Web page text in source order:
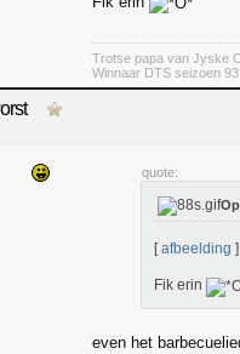
Trotse papa van Jyske
Winnaar DTS seizoen
quote:
Op
[afbeelding ]
Fik erin
even het